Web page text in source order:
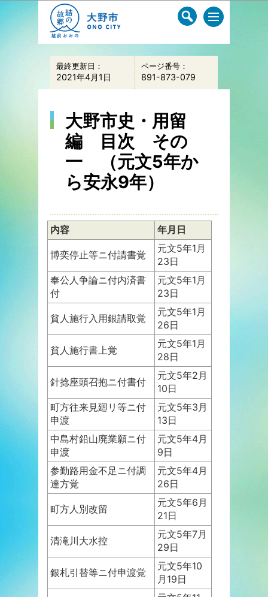
このページの本文へ移動
最終更新日：
2021年4月1日
ページ番号：
891-873-079
大野市史・用留
編 目次 その
一 （元文5年か
ら安永9年）
内容 年月日
博奕停止等ニ付請書覚
元文5年1月
23日
奉公人争論ニ付内済書
付
元文5年1月
23日
貧人施行入用銀請取覚
元文5年1月
26日
貧人施行書上覚
元文5年1月
28日
針捻座頭召抱ニ付書付
元文5年2月
10日
町方往来見廻リ等ニ付
申渡
元文5年3月
13日
中島村鉛山廃業願ニ付
申渡
元文5年4月
9日
参勤路用金不足ニ付調
達方覚
元文5年4月
26日
町方人別改留
元文5年6月
21日
清滝川大水控
元文5年7月
29日
銀札引替等ニ付申渡覚
元文5年10
月19日